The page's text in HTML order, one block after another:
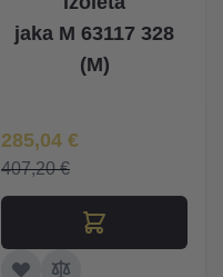
jaka M 63117 328
(M)
Īpaša Cena
285,04 €
407,20 €